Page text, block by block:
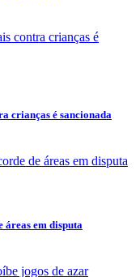
crianças é sancionada
áreas em disputa